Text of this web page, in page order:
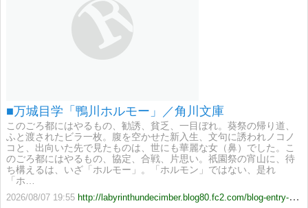
■万城目学「鴨川ホルモー」／角川文庫
このごろ都にはやるもの、勧誘、貧乏、一目ぼれ。葵祭の帰り道、
ふと渡されたビラ一枚。腹を空かせた新入生、文句に誘われノコノ
コと、出向いた先で見たものは、世にも華麗な女（鼻）でした。こ
のごろ都にはやるもの、協定、合戦、片思い。祇園祭の宵山に、待
ち構えるは、いざ「ホルモー」。「ホルモン」ではない、是れ
「ホ…
2026/08/07 19:55 http://labyrinthundecimber.blog80.fc2.com/blog-entry-11068.html